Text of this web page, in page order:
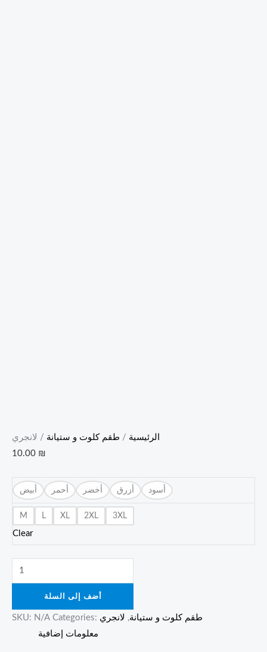
الرئيسية / طقم كلوت و ستيانة / لانجري
10.00 ₪
أبيض أحمر أخضر أزرق أسود
M L XL 2XL 3XL
Clear
أضف إلى السلة
SKU: N/A Categories: طقم كلوت و ستيانة, لانجري
معلومات إضافية